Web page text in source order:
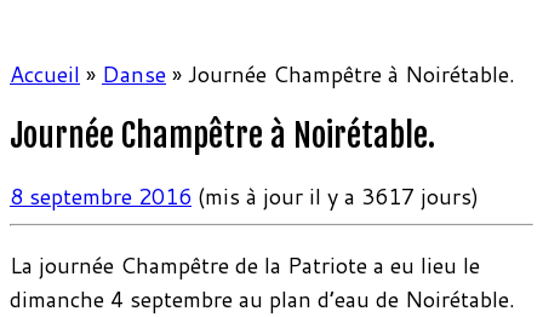
Accueil » Danse»Journée Champêtre à Noirétable.
Journée Champêtre à Noirétable.
8 septembre 2016 (mis à jour il y a 3617 jours)
La journée Champêtre de la Patriote a eu lieu le
dimanche 4 septembre au plan d’eau de Noirétable.